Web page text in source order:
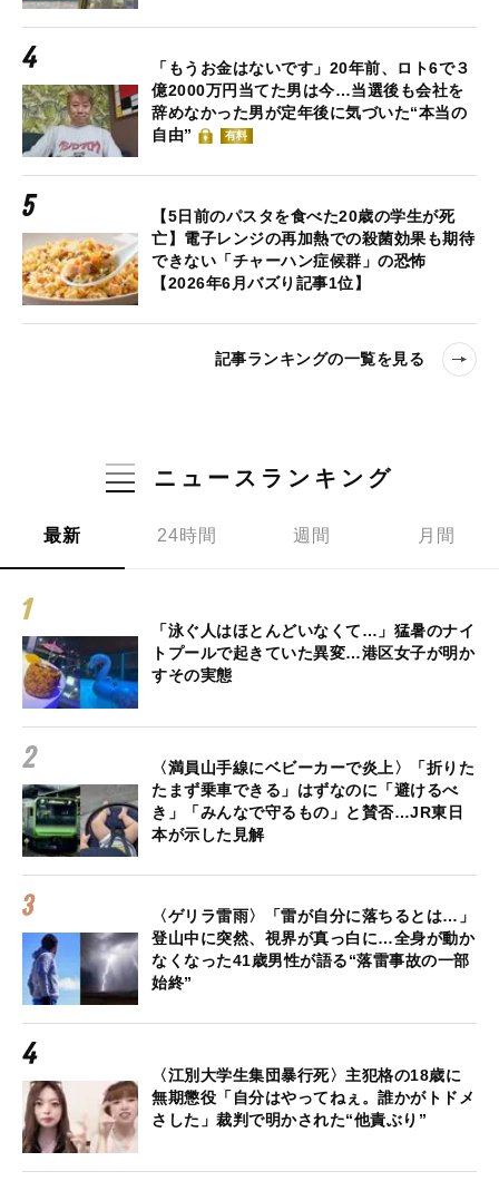
「もうお金はないです」20年前、ロト6で３
億2000万円当てた男は今…当選後も会社を
辞めなかった男が定年後に気づいた“本当の
自由”
有料
【5日前のパスタを食べた20歳の学生が死
亡】電子レンジの再加熱での殺菌効果も期待
できない「チャーハン症候群」の恐怖
【2026年6月バズり記事1位】
記事ランキングの一覧を見る
ニュースランキング
最新 24時間 週間 月間
「泳ぐ人はほとんどいなくて…」猛暑のナイ
トプールで起きていた異変…港区女子が明か
すその実態
〈満員山手線にベビーカーで炎上〉「折りた
たまず乗車できる」はずなのに「避けるべ
き」「みんなで守るもの」と賛否…JR東日
本が示した見解
〈ゲリラ雷雨〉「雷が自分に落ちるとは…」
登山中に突然、視界が真っ白に…全身が動か
なくなった41歳男性が語る“落雷事故の一部
始終”
〈江別大学生集団暴行死〉主犯格の18歳に
無期懲役「自分はやってねぇ。誰かがトドメ
さした」裁判で明かされた“他責ぶり”